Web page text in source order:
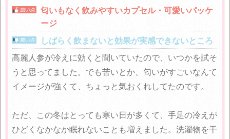
匂いもなく飲みやすいカプセル・可愛いパッケ
ージ
しばらく飲まないと効果が実感できないところ
高麗人参が冷えに効くと聞いていたので、いつかを試そ
うと思ってました。でも苦いとか、匂いがすごいなんて
イメージが強くて、ちょっと気おくれしてたのです。
ただ、この冬はとっても寒い日が多くて、手足の冷えが
ひどくなかなか眠れないことも増えました。洗濯物を干